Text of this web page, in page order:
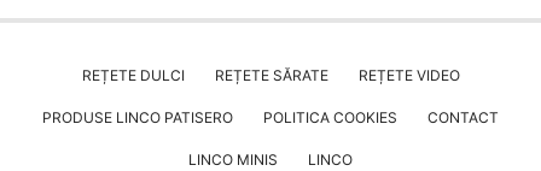
REȚETE DULCI REȚETE SĂRATE REȚETE VIDEO
PRODUSE LINCO PATISERO POLITICA COOKIES CONTACT
LINCO MINIS LINCO